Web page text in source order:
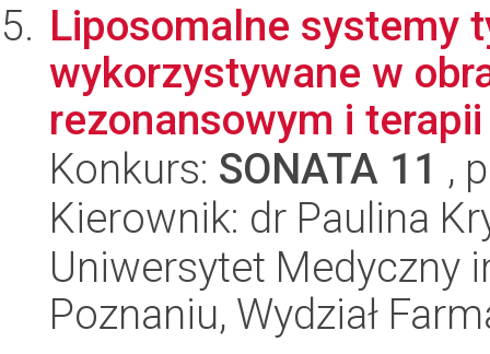
Liposomalne systemy
wykorzystywane w
rezonansowym i
Konkurs: SONATA 11 ,
Kierownik: dr Paulina
Uniwersytet Medyczny
Poznaniu, Wydział